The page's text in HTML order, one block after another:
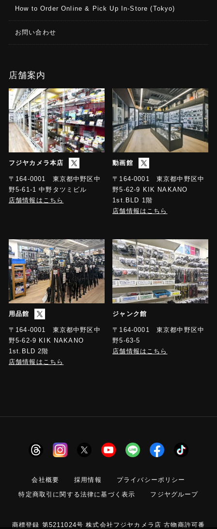
How to Order Online & Pick Up In-Store (Tokyo)
お問い合わせ
店舗案内
フジヤカメラ本店
〒164-0001 東京都中野区中
野5-61-1 中野タツミビル
店舗情報はこちら
動画館
〒164-0001 東京都中野区中
野5-62-9 KIK NAKANO
1st.BLD 1階
店舗情報はこちら
用品館
〒164-0001 東京都中野区中
野5-62-9 KIK NAKANO
1st.BLD 2階
店舗情報はこちら
ジャンク館
〒164-0001 東京都中野区中
野5-63-5
店舗情報はこちら
会社概要 採用情報
プライバシーポリシー
特定商取引に関する法律に基づく表示
フジヤグループ
商標登録 第5211024号 株式会社フジヤカメラ店 古物商許可番